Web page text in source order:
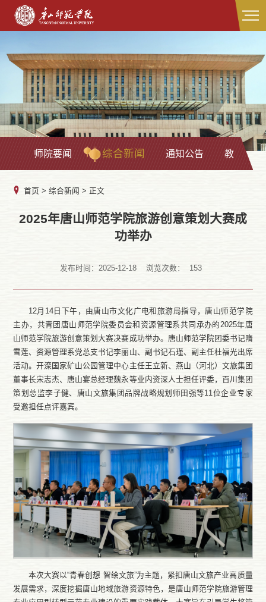
师院要闻 综合新闻 通知公告 教学科研
首页 > 综合新闻 > 正文
2025年唐山师范学院旅游创意策划大赛成
功举办
发布时间：2025-12-18 浏览次数： 153
12月14日下午，由唐山市文化广电和旅游局指导，唐山师范学院
主办，共青团唐山师范学院委员会和资源管理系共同承办的2025年唐
山师范学院旅游创意策划大赛决赛成功举办。唐山师范学院团委书记隋
雪莲、资源管理系党总支书记李丽山、副书记石瑾、副主任杜福光出席
活动。开滦国家矿山公园管理中心主任王立新、燕山（河北）文旅集团
董事长宋志杰、唐山宴总经理魏永等业内资深人士担任评委，百川集团
策划总监李子健、唐山文旅集团品牌战略规划师田强等11位企业专家
受邀担任点评嘉宾。
本次大赛以“青春创想 智绘文旅”为主题，紧扣唐山文旅产业高质量
发展需求，深度挖掘唐山地域旅游资源特色，是唐山师范学院旅游管理